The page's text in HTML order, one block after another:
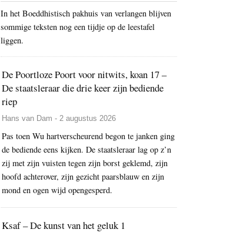
In het Boeddhistisch pakhuis van verlangen blijven
sommige teksten nog een tijdje op de leestafel
liggen.
De Poortloze Poort voor nitwits, koan 17 –
De staatsleraar die drie keer zijn bediende
riep
Hans van Dam - 2 augustus 2026
Pas toen Wu hartverscheurend begon te janken ging
de bediende eens kijken. De staatsleraar lag op z’n
zij met zijn vuisten tegen zijn borst geklemd, zijn
hoofd achterover, zijn gezicht paarsblauw en zijn
mond en ogen wijd opengesperd.
Ksaf – De kunst van het geluk 1